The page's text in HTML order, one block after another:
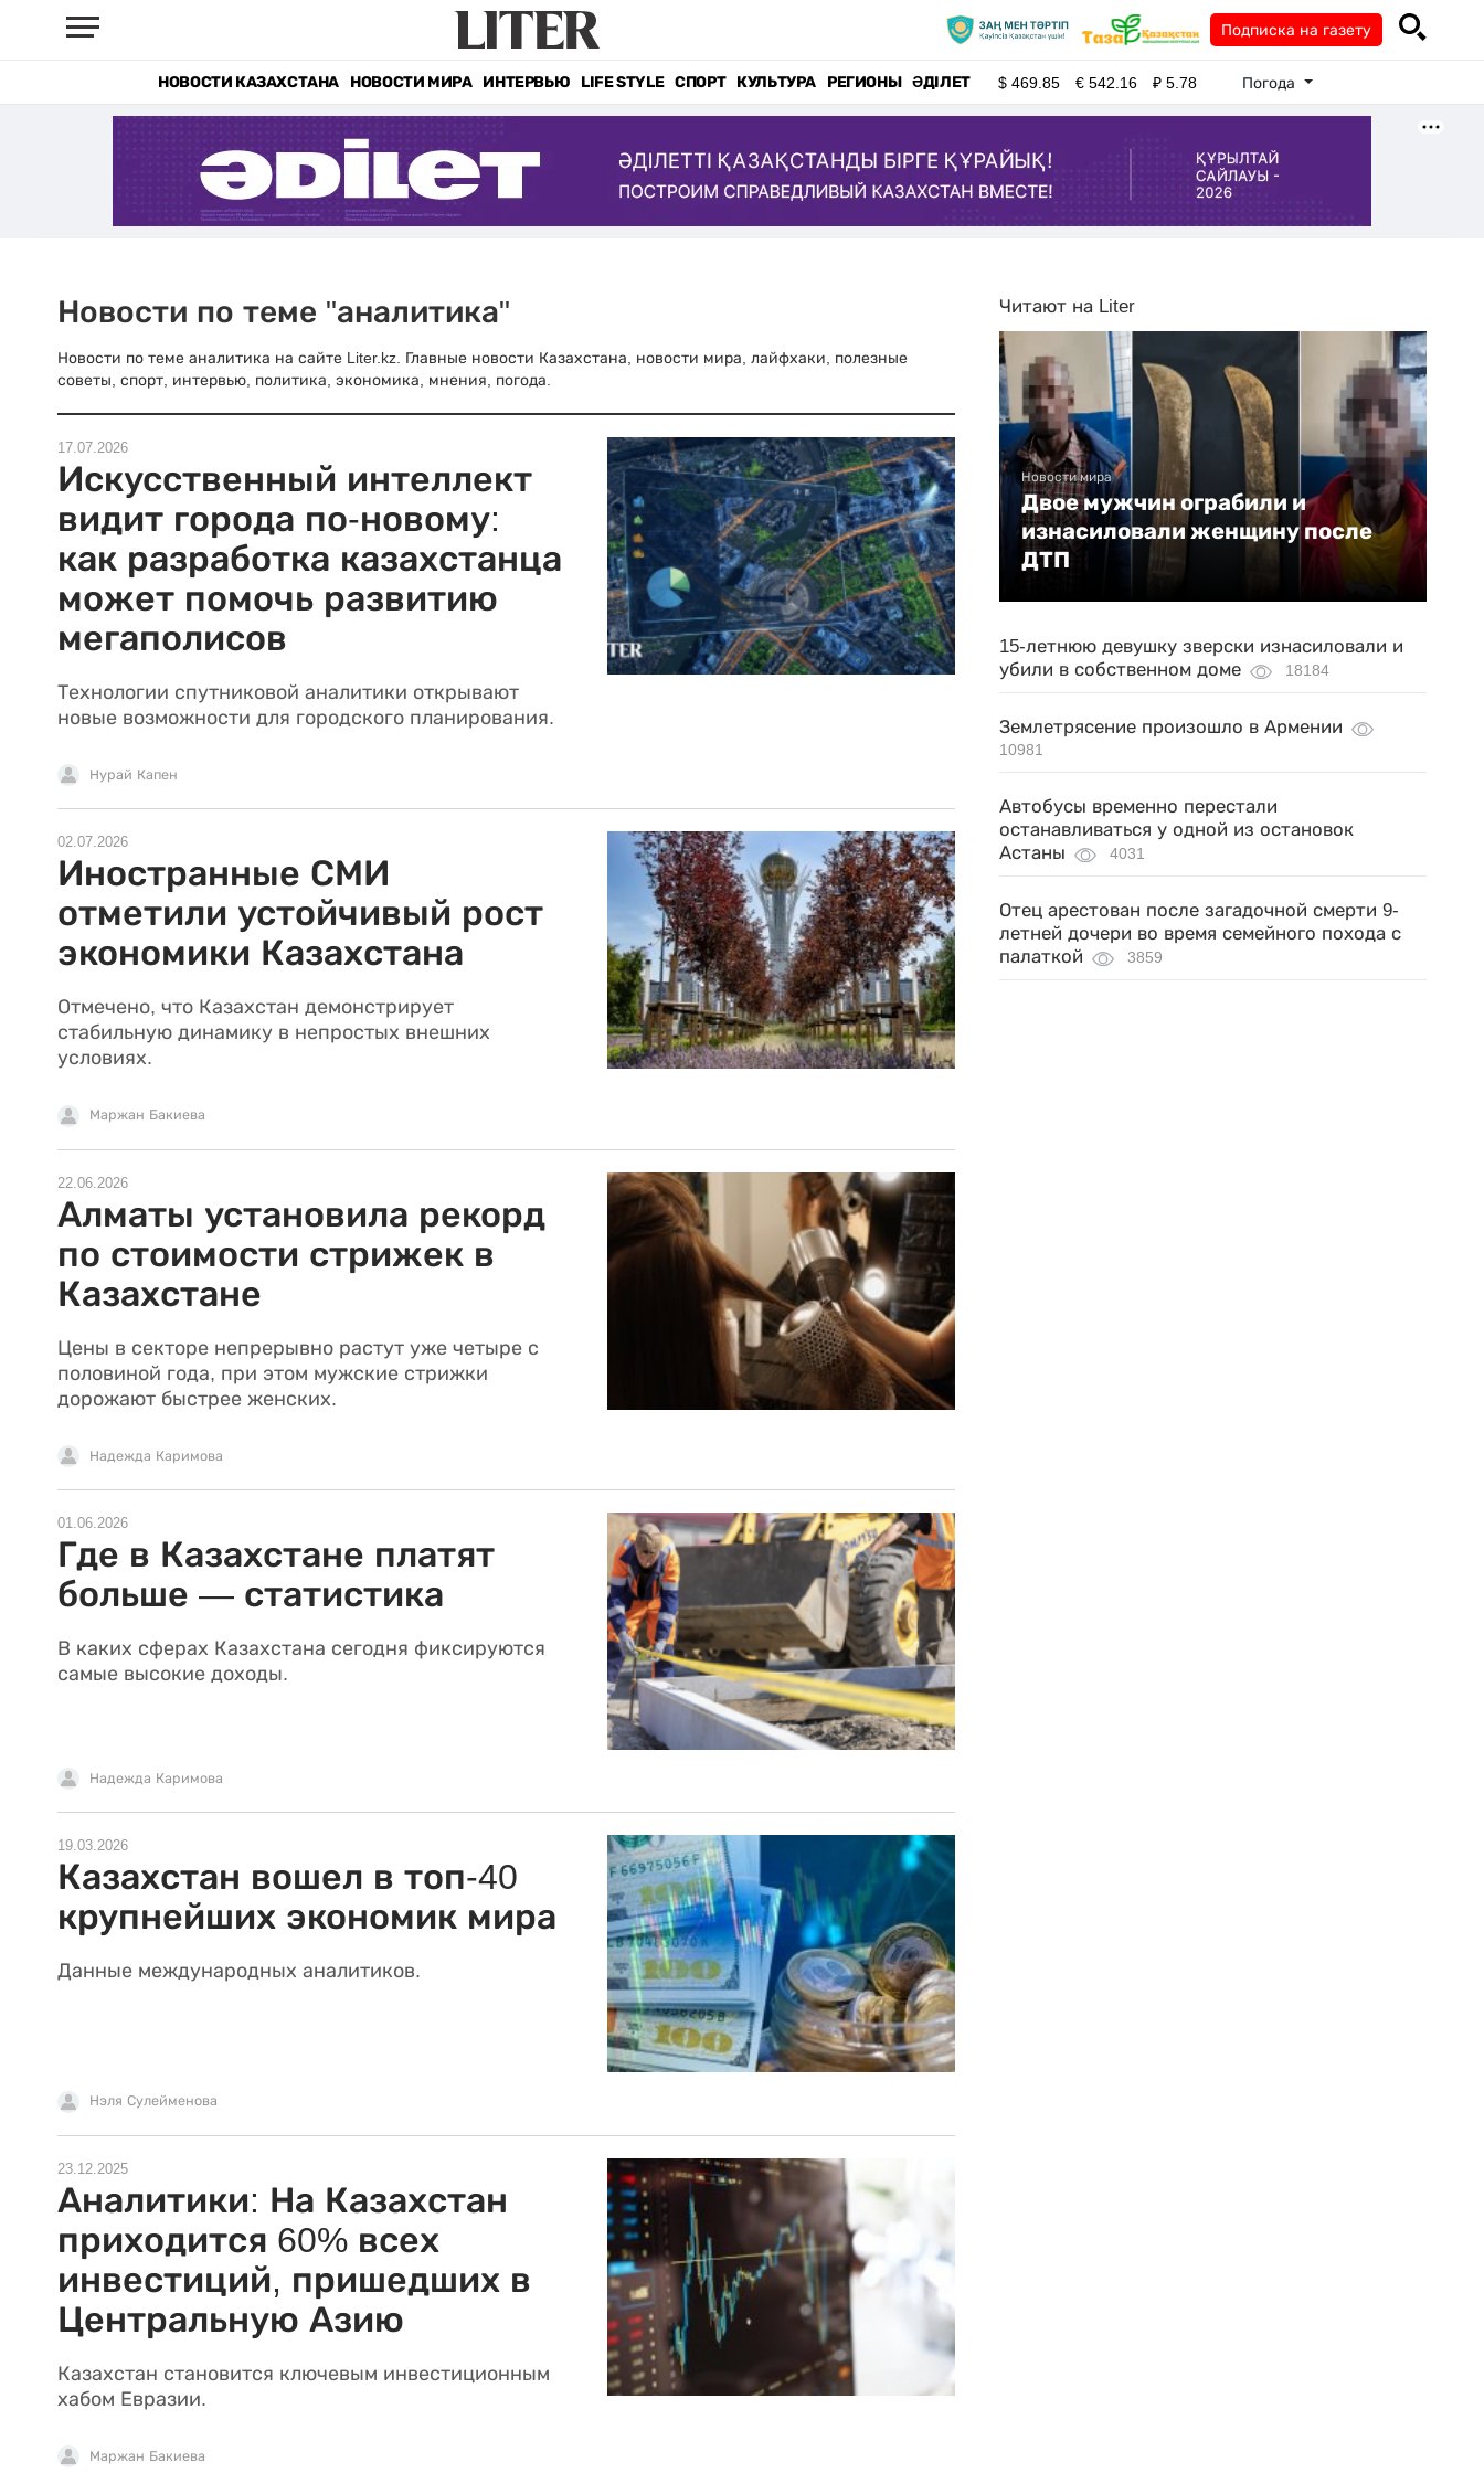
Подписка на газету
НОВОСТИ КАЗАХСТАНА НОВОСТИ МИРА ИНТЕРВЬЮ LIFE STYLE СПОРТ КУЛЬТУРА РЕГИОНЫ ӘДІЛЕТ $469.85 €542.16 ₽5.78 Погода
Новости по теме "аналитика"
Новости по теме аналитика на сайте Liter.kz. Главные новости Казахстана, новости мира, лайфхаки, полезные
советы, спорт, интервью, политика, экономика, мнения, погода.
17.07.2026
Искусственный интеллект
видит города по-новому:
как разработка казахстанца
может помочь развитию
мегаполисов
Технологии спутниковой аналитики открывают
новые возможности для городского планирования.
Нурай Капен
02.07.2026
Иностранные СМИ
отметили устойчивый рост
экономики Казахстана
Отмечено, что Казахстан демонстрирует
стабильную динамику в непростых внешних
условиях.
Маржан Бакиева
22.06.2026
Алматы установила рекорд
по стоимости стрижек в
Казахстане
Цены в секторе непрерывно растут уже четыре с
половиной года, при этом мужские стрижки
дорожают быстрее женских.
Надежда Каримова
01.06.2026
Где в Казахстане платят
больше — статистика
В каких сферах Казахстана сегодня фиксируются
самые высокие доходы.
Надежда Каримова
19.03.2026
Казахстан вошел в топ-40
крупнейших экономик мира
Данные международных аналитиков.
Нэля Сулейменова
23.12.2025
Аналитики: На Казахстан
приходится 60% всех
инвестиций, пришедших в
Центральную Азию
Казахстан становится ключевым инвестиционным
хабом Евразии.
Маржан Бакиева
Читают на Liter
Новости мира
Двое мужчин ограбили и
изнасиловали женщину после
ДТП
15-летнюю девушку зверски изнасиловали и
убили в собственном доме
18184
Землетрясение произошло в Армении
10981
Автобусы временно перестали
останавливаться у одной из остановок
Астаны
4031
Отец арестован после загадочной смерти 9-
летней дочери во время семейного похода с
палаткой
3859